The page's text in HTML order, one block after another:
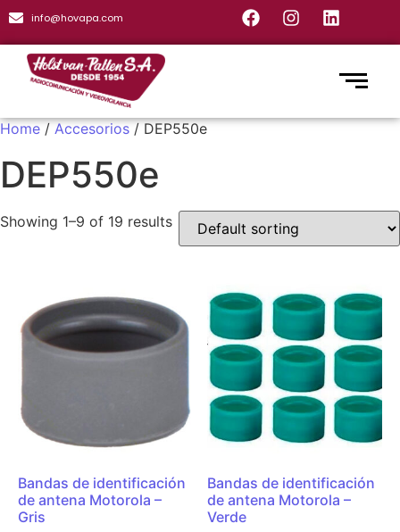
info@hovapa.com
Home/Accesorios/ DEP550e
DEP550e
Showing 1–9 of 19 results
Bandas de identificación
de antena Motorola –
Gris
Bandas de identificación
de antena Motorola –
Verde